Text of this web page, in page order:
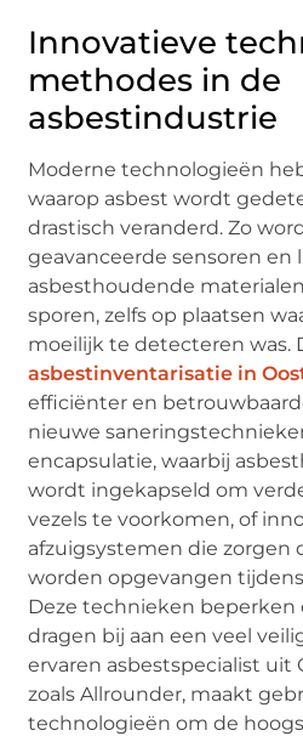
Innovatieve
methodes in de
asbestindustrie
Moderne technologieën
waarop asbest wordt
drastisch veranderd. Zo
geavanceerde sensoren en
asbesthoudende
sporen, zelfs op plaatsen
moeilijk te detecteren was.
asbestinventarisatie in
efficiënter en
nieuwe
encapsulatie, waarbij
wordt ingekapseld om
vezels te voorkomen, of
afzuigsystemen die zorgen
worden opgevangen
Deze technieken
dragen bij aan een veel
ervaren asbestspecialist uit
zoals Allrounder, maakt
technologieën om de